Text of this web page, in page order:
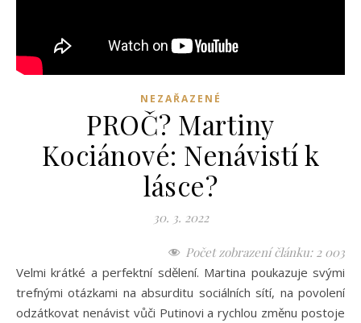
NEZAŘAZENÉ
PROČ? Martiny
Kociánové: Nenávistí k
lásce?
30. 3. 2022
Počet zobrazení článku: 2 003
Velmi krátké a perfektní sdělení. Martina poukazuje svými
trefnými otázkami na absurditu sociálních sítí, na povolení
odzátkovat nenávist vůči Putinovi a rychlou změnu postoje